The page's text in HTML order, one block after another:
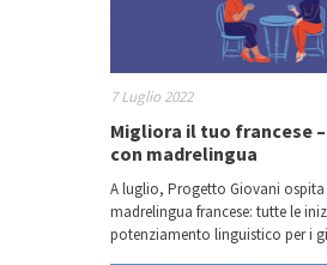
7 Luglio 2022
Migliora il tuo francese
con madrelingua
A luglio, Progetto Giovani
madrelingua francese: tutte le
potenziamento linguistico per i